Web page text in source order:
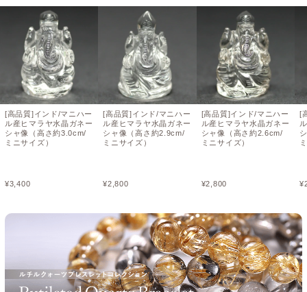
[高品質]インド/マニハー
ル産ヒマラヤ水晶ガネー
シャ像（高さ約3.0cm/
ミニサイズ）
¥3,400
[高品質]インド/マニハー
ル産ヒマラヤ水晶ガネー
シャ像（高さ約2.9cm/
ミニサイズ）
¥2,800
[高品質]インド/マニハー
ル産ヒマラヤ水晶ガネー
シャ像（高さ約2.6cm/
ミニサイズ）
¥2,800
[
¥